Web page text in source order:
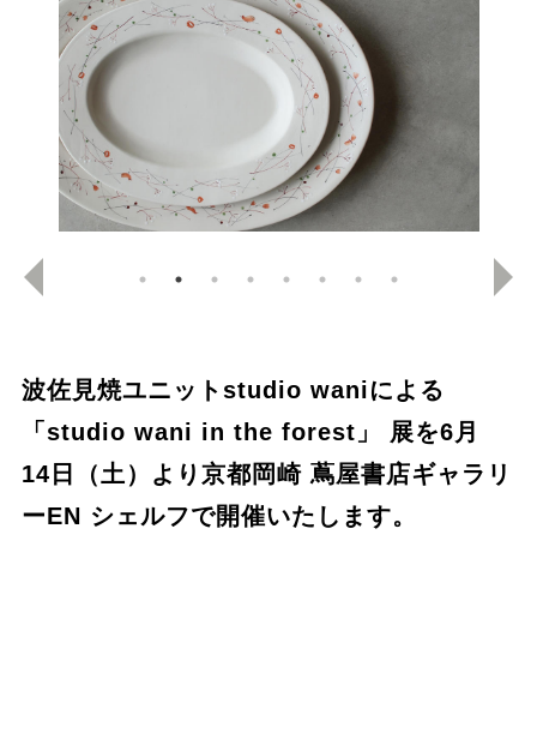
波佐⾒焼ユニットstudio waniによる
「studio wani in the forest」 展を6⽉
14⽇（土）より京都岡崎 蔦屋書店ギャラリ
ーEN シェルフで開催いたします。